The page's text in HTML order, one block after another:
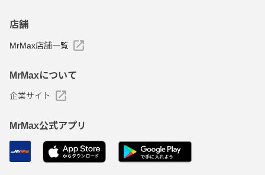
店舗
MrMax店舗一覧
MrMaxについて
企業サイト
MrMax公式アプリ